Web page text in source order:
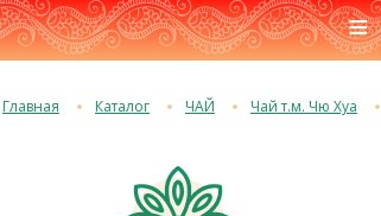
≡
Главная Каталог ЧАЙ Чай т.м. Чю Хуа